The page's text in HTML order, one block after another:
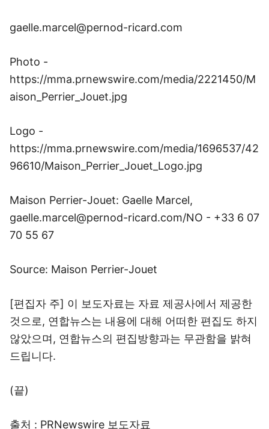
gaelle.marcel@pernod-ricard.com
Photo -
https://mma.prnewswire.com/media/2221450/M
aison_Perrier_Jouet.jpg
Logo -
https://mma.prnewswire.com/media/1696537/42
96610/Maison_Perrier_Jouet_Logo.jpg
Maison Perrier-Jouet: Gaelle Marcel,
gaelle.marcel@pernod-ricard.com/NO - +33 6 07
70 55 67
Source: Maison Perrier-Jouet
[편집자 주] 이 보도자료는 자료 제공사에서 제공한
것으로, 연합뉴스는 내용에 대해 어떠한 편집도 하지
않았으며, 연합뉴스의 편집방향과는 무관함을 밝혀
드립니다.
(끝)
출처 : PRNewswire 보도자료